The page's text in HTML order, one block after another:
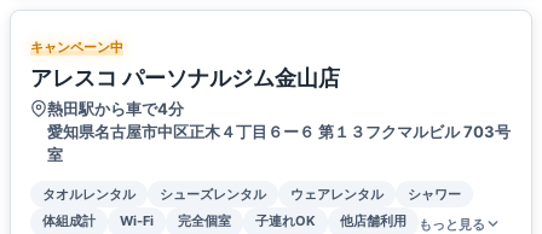
キャンペーン中
アレスコ パーソナルジム金山店
熱田駅から車で4分
愛知県名古屋市中区正木４丁目６ー６ 第１３フクマルビル 703号
室
タオルレンタル シューズレンタル ウェアレンタル
シャワー
体組成計
Wi-Fi 完全個室 子連れOK 他店舗利用 もっと見る